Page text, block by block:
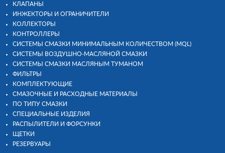
КЛАПАНЫ
ИНЖЕКТОРЫ И ОГРАНИЧИТЕЛИ
КОЛЛЕКТОРЫ
КОНТРОЛЛЕРЫ
СИСТЕМЫ СМАЗКИ МИНИМАЛЬНЫМ КОЛИЧЕСТВОМ (MQL)
СИСТЕМЫ ВОЗДУШНО-МАСЛЯНОЙ СМАЗКИ
СИСТЕМЫ СМАЗКИ МАСЛЯНЫМ ТУМАНОМ
ФИЛЬТРЫ
КОМПЛЕКТУЮЩИЕ
СМАЗОЧНЫЕ И РАСХОДНЫЕ МАТЕРИАЛЫ
ПО ТИПУ СМАЗКИ
СПЕЦИАЛЬНЫЕ ИЗДЕЛИЯ
РАСПЫЛИТЕЛИ И ФОРСУНКИ
ЩЕТКИ
РЕЗЕРВУАРЫ